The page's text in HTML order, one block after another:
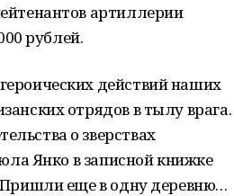
артиллерии
рублей.
действий наших
отрядов в тылу врага.
о зверствах
Янко в записной книжке
еще в одну деревню…